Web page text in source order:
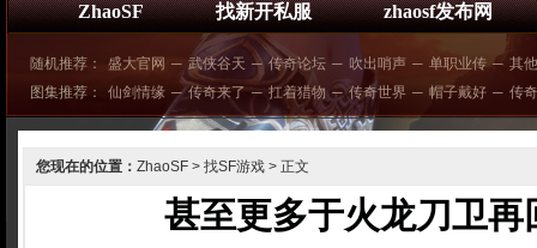
ZhaoSF 找新开私服 zhaosf发布网
随机推荐： 盛大官网 ─ 武侠谷天 ─ 传奇论坛 ─ 吹出哨声 ─ 单职业传 ─ 其
图集推荐：
仙剑情缘 ─ 传奇来了 ─ 扛着猎物 ─ 传奇世界 ─ 帽子戴好 ─ 传
您现在的位置： ZhaoSF > 找SF游戏 > 正文
甚至更多于火龙刀卫再